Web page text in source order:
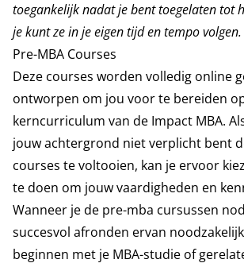
toegankelijk nadat je bent toegelaten tot
je kunt ze in je eigen tijd en tempo volgen.
Pre-MBA Courses
Deze courses worden volledig online
ontworpen om jou voor te bereiden
kerncurriculum van de Impact MBA.
jouw achtergrond niet verplicht bent
courses te voltooien, kan je ervoor
te doen om jouw vaardigheden en
Wanneer je de pre-mba cursussen
succesvol afronden ervan
beginnen met je MBA-studie of